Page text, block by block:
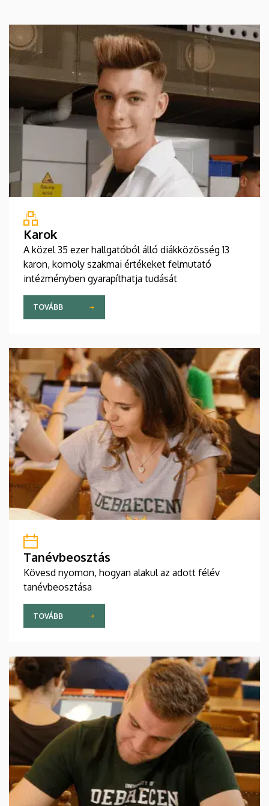
Karok
A közel 35 ezer hallgatóból álló diákközösség 13
karon, komoly szakmai értékeket felmutató
intézményben gyarapíthatja tudását
TOVÁBB
Tanévbeosztás
Kövesd nyomon, hogyan alakul az adott félév
tanévbeosztása
TOVÁBB